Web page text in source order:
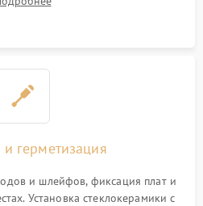
и замена поврежденной
герметизация
и шлейфов, фиксация плат и
Установка стеклокерамики с